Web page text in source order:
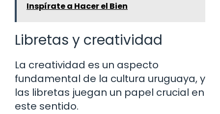
Inspírate a Hacer el Bien
Libretas y creatividad
La creatividad es un aspecto
fundamental de la cultura uruguaya, y
las libretas juegan un papel crucial en
este sentido.